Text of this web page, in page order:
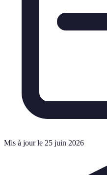
Mis à jour le 25 juin 2026